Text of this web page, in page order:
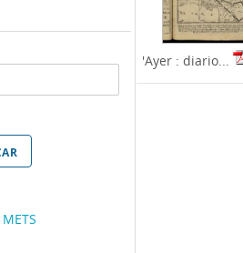
'Ayer : diario...